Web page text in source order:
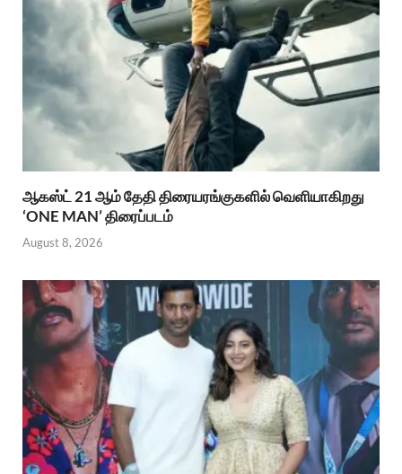
ஆகஸ்ட் 21 ஆம் தேதி திரையரங்குகளில் வெளியாகிறது
‘ONE MAN’ திரைப்படம்
August 8, 2026